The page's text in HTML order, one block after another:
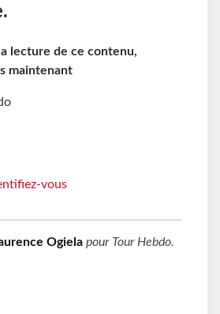
lecture de ce contenu,
maintenant
vous
Ogiela pour Tour Hebdo.